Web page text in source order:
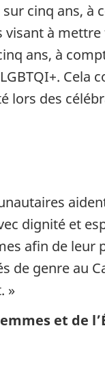
cinq ans, à
à
ans, à
Cela
lors des
dignité et
afin de
de genre au
»
et de